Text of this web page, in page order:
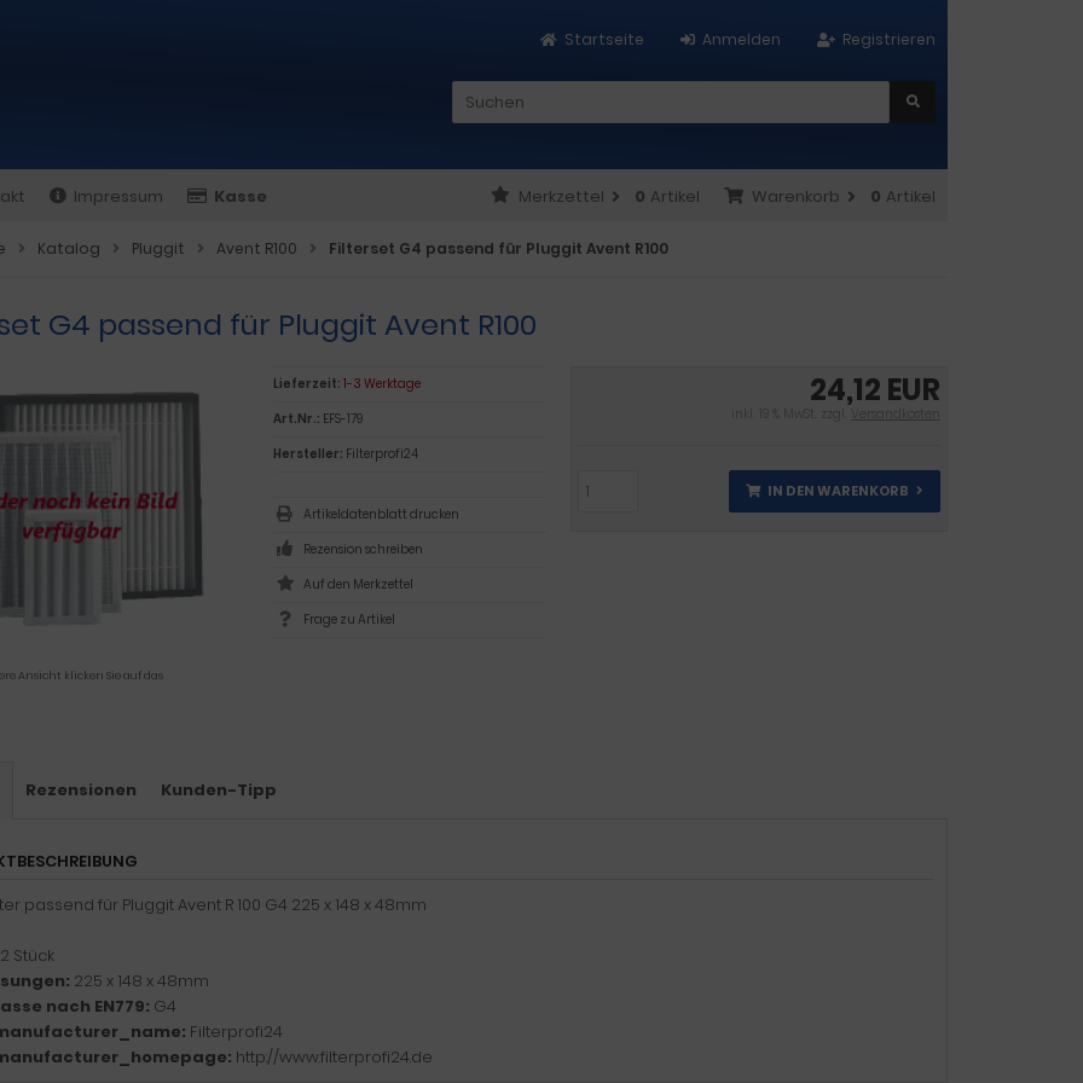
Registrieren
Anmelden
Startseite
Impressum Kasse Warenkorb 0 Artikel
Merkzettel 0 Artikel
Katalog Pluggit Avent R100 Filterset G4 passend für Pluggit Avent R100
G4 passend für Pluggit Avent R100
Ansicht klicken Sie auf das
24,12 EUR
inkl. 19 % MwSt. zzgl. Versandkosten
IN DEN WARENKORB
Lieferzeit: 1-3 Werktage
Art.Nr.: EFS-179
Hersteller: Filterprofi24
Artikeldatenblatt drucken
Rezension schreiben
Frage zu Artikel
Rezensionen Kunden-Tipp
passend für Pluggit Avent R 100 G4 225 x 148 x 48mm
2 Stück
225 x 148 x 48mm
nach EN779: G4
Filterprofi24
http://www.filterprofi24.de